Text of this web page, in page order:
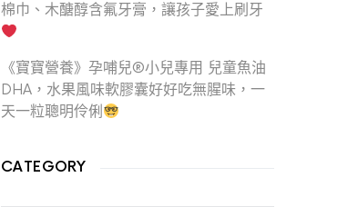
棉巾、木醣醇含氟牙膏，讓孩子愛上刷牙
《寶寶營養》孕哺兒®小兒專用 兒童魚油
DHA，水果風味軟膠囊好好吃無腥味，一
天一粒聰明伶俐
CATEGORY